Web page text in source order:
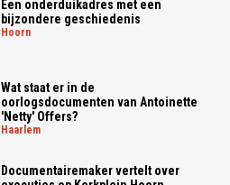
Een onderduikadres met een
bijzondere geschiedenis
hoorn
Wat staat er in de
oorlogsdocumenten van Antoinette
'Netty' Offers?
haarlem
Documentairemaker vertelt over